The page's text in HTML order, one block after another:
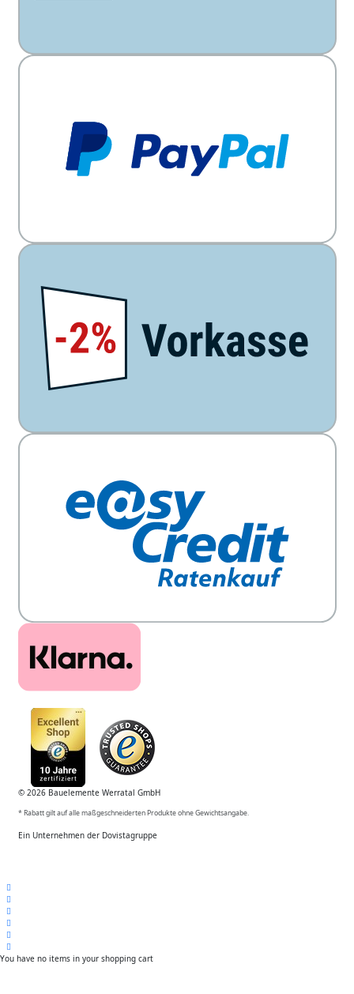
© 2026 Bauelemente Werratal GmbH
* Rabatt gilt auf alle maßgeschneiderten Produkte ohne Gewichtsangabe.
Ein Unternehmen der Dovistagruppe
You have no items in your shopping cart